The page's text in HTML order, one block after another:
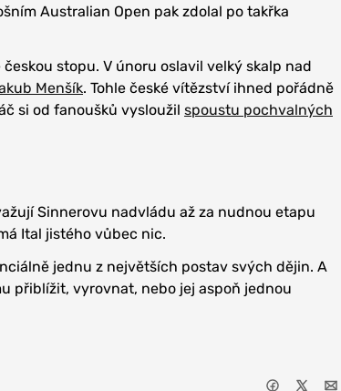
Australian Open pak zdolal po takřka
stopu. V únoru oslavil velký skalp nad
Menšík. Tohle české vítězství ihned pořádně
si od fanoušků vysloužil spoustu pochvalných
Sinnerovu nadvládu až za nudnou etapu
Ital jistého vůbec nic.
jednu z největších postav svých dějin. A
přiblížit, vyrovnat, nebo jej aspoň jednou